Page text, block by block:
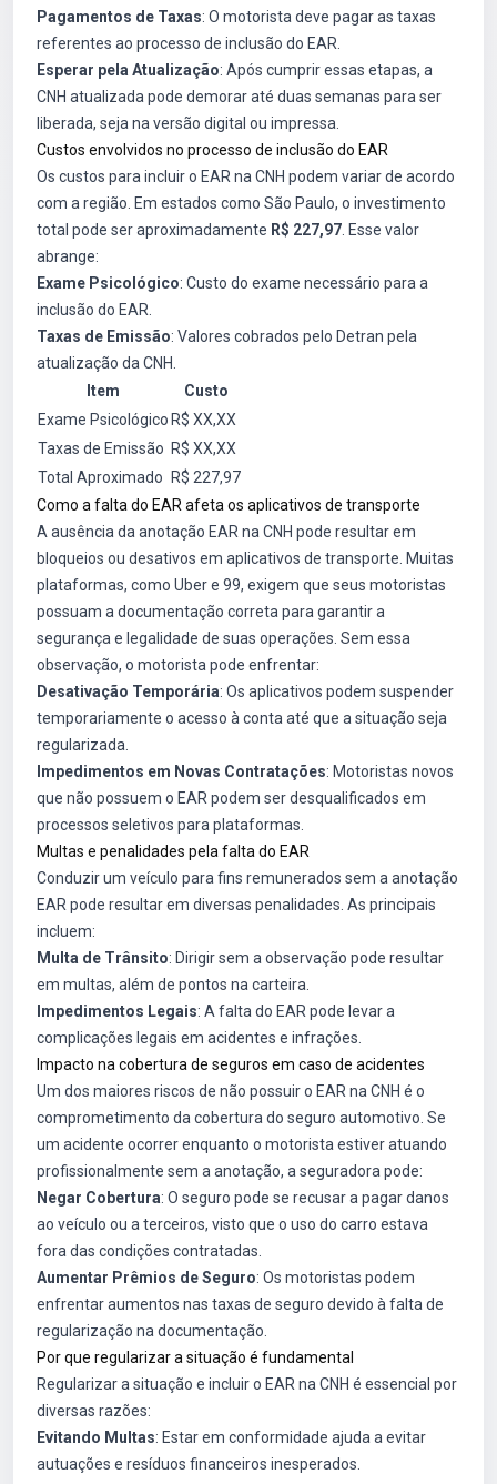
Pagamentos de Taxas: O motorista deve pagar as taxas
referentes ao processo de inclusão do EAR.
Esperar pela Atualização: Após cumprir essas etapas, a
CNH atualizada pode demorar até duas semanas para ser
liberada, seja na versão digital ou impressa.
Custos envolvidos no processo de inclusão do EAR
Os custos para incluir o EAR na CNH podem variar de acordo
com a região. Em estados como São Paulo, o investimento
total pode ser aproximadamente R$ 227,97 . Esse valor
abrange:
Exame Psicológico: Custo do exame necessário para a
inclusão do EAR.
Taxas de Emissão: Valores cobrados pelo Detran pela
atualização da CNH.
Item
Custo
Exame Psicológico R$ XX,XX
Taxas de Emissão R$ XX,XX
Total Aproximado
R$ 227,97
Como a falta do EAR afeta os aplicativos de transporte
A ausência da anotação EAR na CNH pode resultar em
bloqueios ou desativos em aplicativos de transporte. Muitas
plataformas, como Uber e 99, exigem que seus motoristas
possuam a documentação correta para garantir a
segurança e legalidade de suas operações. Sem essa
observação, o motorista pode enfrentar:
Desativação Temporária: Os aplicativos podem suspender
temporariamente o acesso à conta até que a situação seja
regularizada.
Impedimentos em Novas Contratações: Motoristas novos
que não possuem o EAR podem ser desqualificados em
processos seletivos para plataformas.
Multas e penalidades pela falta do EAR
Conduzir um veículo para fins remunerados sem a anotação
EAR pode resultar em diversas penalidades. As principais
incluem:
Multa de Trânsito: Dirigir sem a observação pode resultar
em multas, além de pontos na carteira.
Impedimentos Legais: A falta do EAR pode levar a
complicações legais em acidentes e infrações.
Impacto na cobertura de seguros em caso de acidentes
Um dos maiores riscos de não possuir o EAR na CNH é o
comprometimento da cobertura do seguro automotivo. Se
um acidente ocorrer enquanto o motorista estiver atuando
profissionalmente sem a anotação, a seguradora pode:
Negar Cobertura: O seguro pode se recusar a pagar danos
ao veículo ou a terceiros, visto que o uso do carro estava
fora das condições contratadas.
Aumentar Prêmios de Seguro: Os motoristas podem
enfrentar aumentos nas taxas de seguro devido à falta de
regularização na documentação.
Por que regularizar a situação é fundamental
Regularizar a situação e incluir o EAR na CNH é essencial por
diversas razões:
Evitando Multas: Estar em conformidade ajuda a evitar
autuações e resíduos financeiros inesperados.